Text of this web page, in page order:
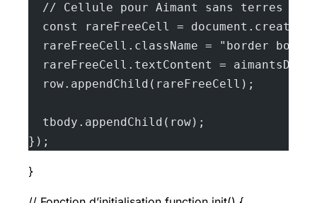
// Cellule pour Aimant sans terres
const rareFreeCell =
rareFreeCell.className = "border
rareFreeCell.textContent =
  row.appendChild(rareFreeCell);
  tbody.appendChild(row);
});
}